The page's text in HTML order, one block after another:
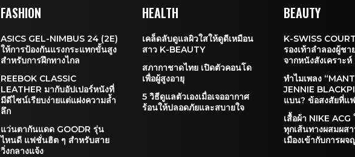
FASHION
ASICS GEL-NIMBUS 24 (2E)
ให้การป้องกันแรงกระแทกขั้นสูง
สำหรับการฝึกทางไกล
REEBOK CLASSIC
LEATHER มากับอัปเปอร์หนังที่
มีดีไซน์เรียบง่ายแต่แฝงความล้ำ
ลึก
แว่นตากันแดด GOODR รุ่น
ไหนดี แฟชั่นฮิต ๆ สำหรับสาย
วิ่งกลางแจ้ง
HEALTH
เคล็ดลับดูแลผิวใสให้ดูดีเหมือน
สาว K-BEAUTY
สภากาชาดไทย เปิดตัวคอนโด
เพื่อผู้สูงอายุ
5 วิธีดูแลตัวเองเมื่อเจออากาศ
ร้อนให้ปลอดภัยและสบายใจ
BEAUTY
K-SWISS
รองเท้าลำลองผู้ชา
จากหนังสังเคราะ
ทำไมเพลง
JENNIE
แบน? ข้อสงสัยที่แ
เสื้อผ้า NIKE
ทุกเส้นทางผสมผส
เมืองเข้ากับการผจ